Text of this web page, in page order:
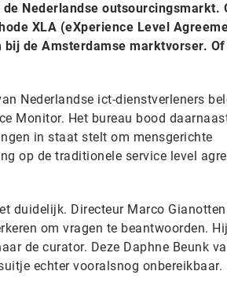
Nederlandse outsourcingsmarkt.
XLA (eXperience Level
de Amsterdamse marktvorser.
Nederlandse ict-dienstverleners
Monitor. Het bureau bood
in staat stelt om mensgerichte
op de traditionele service level
duidelijk. Directeur Marco
om vragen te beantwoorden. Hij
de curator. Deze Daphne Beunk
echter vooralsnog onbereikbaar.